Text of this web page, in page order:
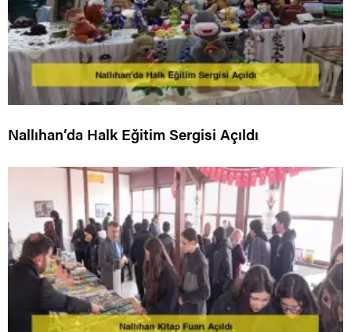
Nallıhan’da Halk Eğitim Sergisi Açıldı